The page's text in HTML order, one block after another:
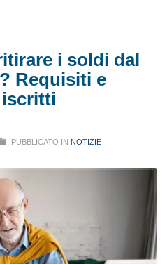
i soldi dal
Requisiti e
iscritti
PUBBLICATO IN NOTIZIE